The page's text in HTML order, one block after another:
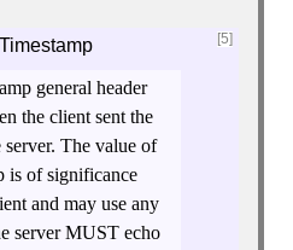
[5]
general header
the client sent the
server. The value of
is of significance
and may use any
server MUST echo